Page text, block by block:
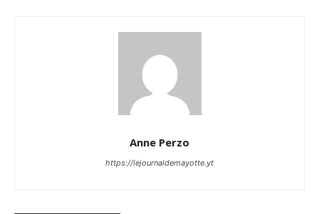
Anne Perzo
https://lejournaldemayotte.yt